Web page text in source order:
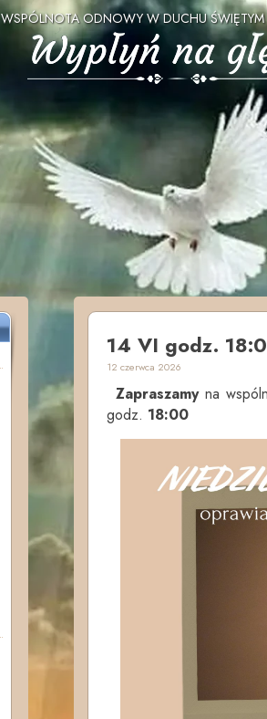
WSPÓLNOTA ODNOWY W DUCHU
14 VI godz.
12 czerwca 2026
Zapraszamyna
godz. 18:00